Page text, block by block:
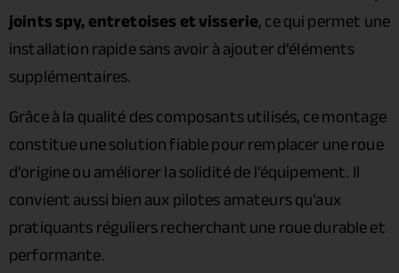
joints spy, entretoises et visserie, ce qui permet une
installation rapide sans avoir à ajouter d’éléments
supplémentaires.
Grâce à la qualité des composants utilisés, ce montage
constitue une solution fiable pour remplacer une roue
d’origine ou améliorer la solidité de l’équipement. Il
convient aussi bien aux pilotes amateurs qu’aux
pratiquants réguliers recherchant une roue durable et
performante.